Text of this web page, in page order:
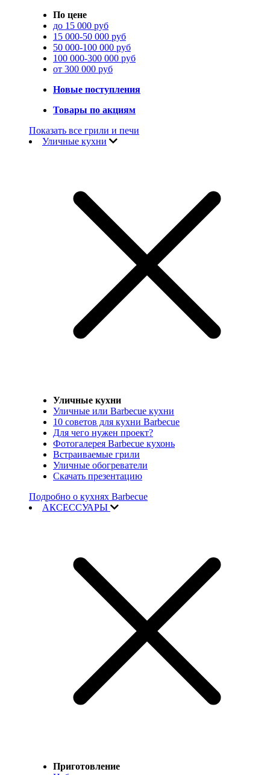
По цене
до 15 000 руб
15 000-50 000 руб
50 000-100 000 руб
100 000-300 000 руб
от 300 000 руб
Новые поступления
Товары по акциям
Показать все грили и печи
Уличные кухни
Уличные кухни
Уличные или Barbecue кухни
10 советов для кухни Barbecue
Для чего нужен проект?
Фотогалерея Barbecue кухонь
Встраиваемые грили
Уличные обогреватели
Скачать презентацию
Подробно о кухнях Barbecue
АКСЕССУАРЫ
Приготовление